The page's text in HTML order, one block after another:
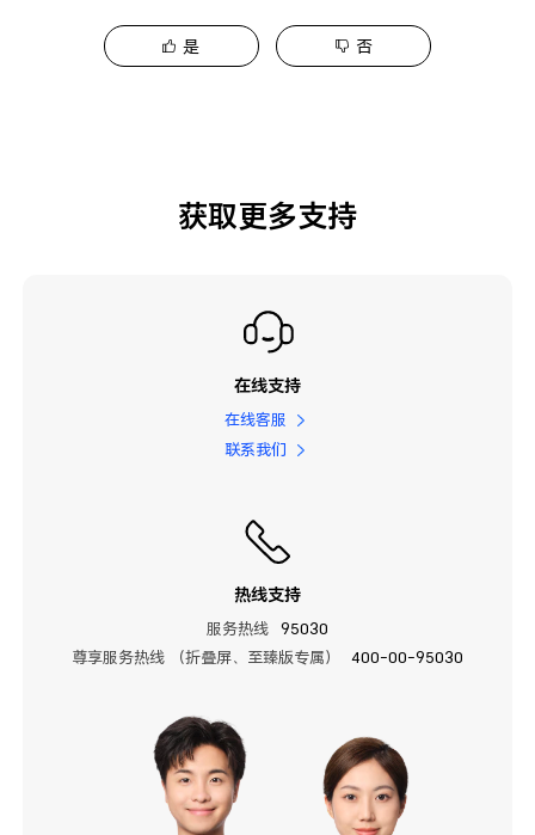
是 否
获取更多支持
在线支持
在线客服
联系我们
热线支持
服务热线
95030
尊享服务热线 （折叠屏、至臻版专属）
400-00-95030